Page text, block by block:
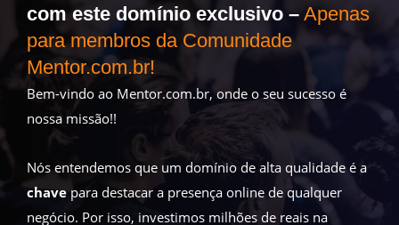
com este domínio exclusivo – Apenas
para membros da Comunidade
Mentor.com.br!
Bem-vindo ao Mentor.com.br, onde o seu sucesso é
nossa missão!!
Nós entendemos que um domínio de alta qualidade é a
chavepara destacar a presença online de qualquer
negócio. Por isso, investimos milhões de reais na